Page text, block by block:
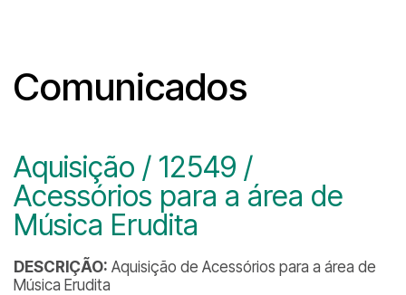
Comunicados
Aquisição / 12549 /
Acessórios para a área de
Música Erudita
DESCRIÇÃO: Aquisição de Acessórios para a área de
Música Erudita